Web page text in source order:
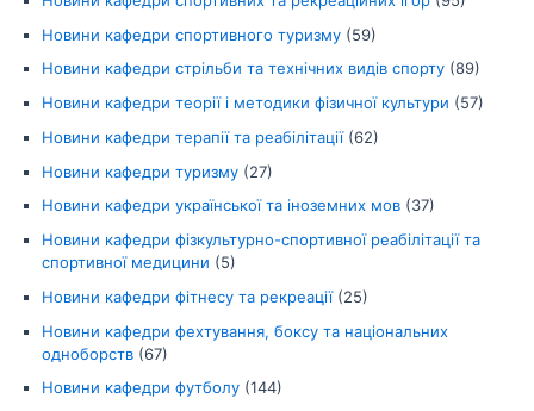
Новини кафедри спортивного туризму (59)
Новини кафедри стрільби та технічних видів спорту (89)
Новини кафедри теорії і методики фізичної культури (57)
Новини кафедри терапії та реабілітації(62)
Новини кафедри туризму (27)
Новини кафедри української та іноземних мов (37)
Новини кафедри фізкультурно-спортивної реабілітації та
спортивної медицини (5)
Новини кафедри фітнесу та рекреації(25)
Новини кафедри фехтування, боксу та національних
одноборств (67)
Новини кафедри футболу (144)